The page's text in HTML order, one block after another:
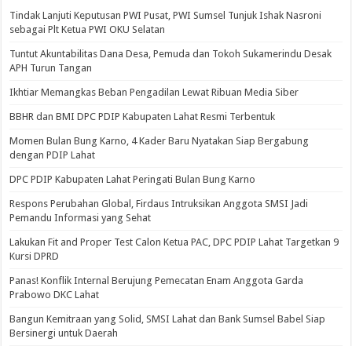
Tindak Lanjuti Keputusan PWI Pusat, PWI Sumsel Tunjuk Ishak Nasroni
sebagai Plt Ketua PWI OKU Selatan
Tuntut Akuntabilitas Dana Desa, Pemuda dan Tokoh Sukamerindu Desak
APH Turun Tangan
Ikhtiar Memangkas Beban Pengadilan Lewat Ribuan Media Siber
BBHR dan BMI DPC PDIP Kabupaten Lahat Resmi Terbentuk
Momen Bulan Bung Karno, 4 Kader Baru Nyatakan Siap Bergabung
dengan PDIP Lahat
DPC PDIP Kabupaten Lahat Peringati Bulan Bung Karno
Respons Perubahan Global, Firdaus Intruksikan Anggota SMSI Jadi
Pemandu Informasi yang Sehat
Lakukan Fit and Proper Test Calon Ketua PAC, DPC PDIP Lahat Targetkan 9
Kursi DPRD
Panas! Konflik Internal Berujung Pemecatan Enam Anggota Garda
Prabowo DKC Lahat
Bangun Kemitraan yang Solid, SMSI Lahat dan Bank Sumsel Babel Siap
Bersinergi untuk Daerah